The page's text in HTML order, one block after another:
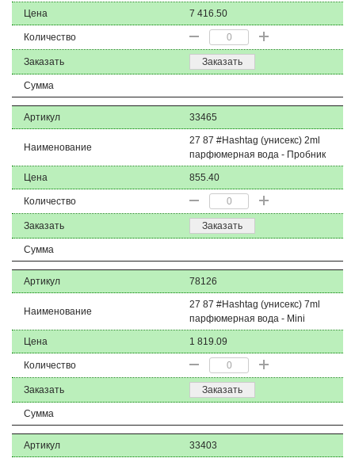
Цена 7 416.50
Количество
Заказать Заказать
Сумма
Артикул 33465
Наименование
27 87 #Hashtag (унисекс) 2ml
парфюмерная вода - Пробник
Цена 855.40
Количество
Заказать Заказать
Сумма
Артикул 78126
Наименование
27 87 #Hashtag (унисекс) 7ml
парфюмерная вода - Mini
Цена 1 819.09
Количество
Заказать Заказать
Сумма
Артикул 33403